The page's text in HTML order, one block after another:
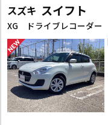
スズキ スイフト